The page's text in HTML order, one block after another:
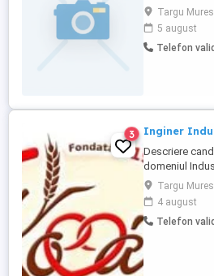
in functie de
si placut. Nu
perioada
harnicie si
Targu
5 august
Telefon
3 Inginer
Descriere
domeniul
Competente in
delegare,
Capacitate de
obiectiva; -
Targu
4 august
Telefon